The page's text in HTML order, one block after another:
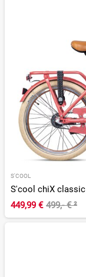
S'COOL
S'cool chiX classic
449,99 € 499,- €²